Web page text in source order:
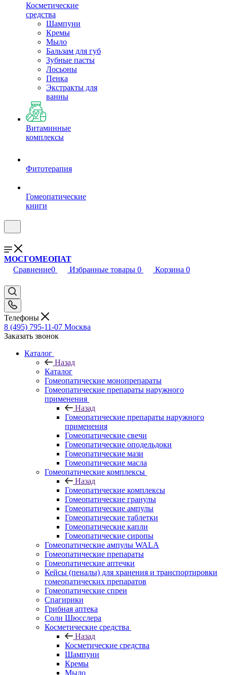
Косметические
средства
Шампуни
Кремы
Мыло
Бальзам для губ
Зубные пасты
Лосьоны
Пенка
Экстракты для
ванны
Витаминные
комплексы
Фитотерапия
Гомеопатические
книги
МОСГОМЕОПАТ
Сравнение0 Избранные товары 0 Корзина 0
Телефоны
8 (495) 795-11-07 Москва
Заказать звонок
Каталог
Назад
Каталог
Гомеопатические монопрепараты
Гомеопатические препараты наружного
применения
Назад
Гомеопатические препараты наружного
применения
Гомеопатические свечи
Гомеопатические оподельдоки
Гомеопатические мази
Гомеопатические масла
Гомеопатические комплексы
Назад
Гомеопатические комплексы
Гомеопатические гранулы
Гомеопатические ампулы
Гомеопатические таблетки
Гомеопатические капли
Гомеопатические сиропы
Гомеопатические ампулы WALA
Гомеопатические препараты
Гомеопатические аптечки
Кейсы (пеналы) для хранения и транспортировки
гомеопатических препаратов
Гомеопатические спреи
Спагирики
Грибная аптека
Соли Шюсслера
Косметические средства
Назад
Косметические средства
Шампуни
Кремы
Мыло